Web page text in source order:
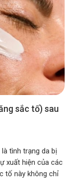
sắc tố) sau
tình trạng da bị
xuất hiện của các
tố này không chỉ